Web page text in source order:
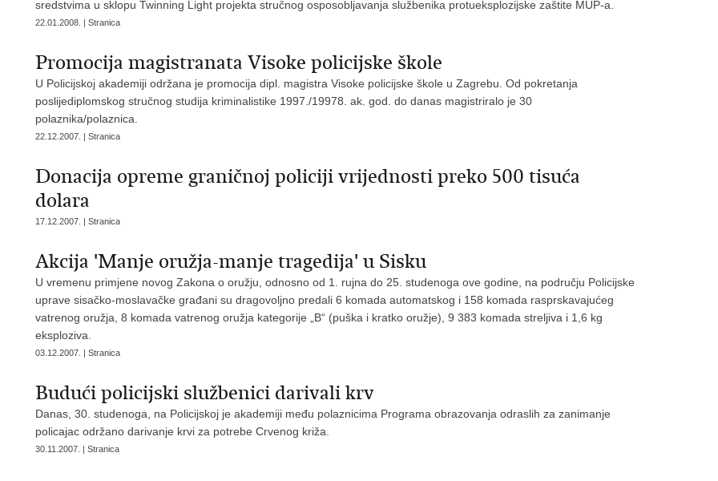
sredstvima u sklopu Twinning Light projekta stručnog osposobljavanja službenika protueksplozijske zaštite MUP-a.
22.01.2008. | Stranica
Promocija magistranata Visoke policijske škole
U Policijskoj akademiji održana je promocija dipl. magistra Visoke policijske škole u Zagrebu. Od pokretanja
poslijediplomskog stručnog studija kriminalistike 1997./19978. ak. god. do danas magistriralo je 30
polaznika/polaznica.
22.12.2007. | Stranica
Donacija opreme graničnoj policiji vrijednosti preko 500 tisuća
dolara
17.12.2007. | Stranica
Akcija 'Manje oružja-manje tragedija' u Sisku
U vremenu primjene novog Zakona o oružju, odnosno od 1. rujna do 25. studenoga ove godine, na području Policijske
uprave sisačko-moslavačke građani su dragovoljno predali 6 komada automatskog i 158 komada rasprskavajućeg
vatrenog oružja, 8 komada vatrenog oružja kategorije „B“ (puška i kratko oružje), 9 383 komada streljiva i 1,6 kg
eksploziva.
03.12.2007. | Stranica
Budući policijski službenici darivali krv
Danas, 30. studenoga, na Policijskoj je akademiji među polaznicima Programa obrazovanja odraslih za zanimanje
policajac održano darivanje krvi za potrebe Crvenog križa.
30.11.2007. | Stranica